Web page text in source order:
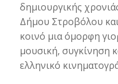
δημιουργικής
Δήμου Στροβόλου
κοινό μια όμορφη
μουσική, συγκίνηση
ελληνικό